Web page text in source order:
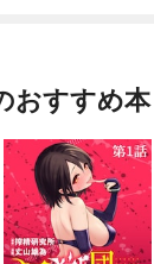
おすすめ本